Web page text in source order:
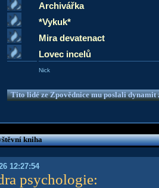
Archivářka
*Vykuk*
Mira devatenact
Lovec incelů
Nick
Tito lidé ze Zpovědnice mu poslali dynamit
kniha
12:27:54
psychologie: